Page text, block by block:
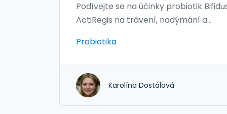
Podívejte se na účinky probiotik
ActiRegis na trávení, nadýmání a
denně.
Probiotika
Karolína Dostálová